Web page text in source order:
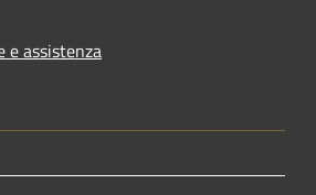
e assistenza